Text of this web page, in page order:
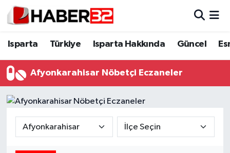
Isparta Türkiye Isparta Hakkında Güncel
Afyonkarahisar Nöbetçi Eczaneler
Isparta
ASAYİŞ
Isparta Nöbetçi Eczaneler
Süper Lig Puan Durumu ve Fikstür